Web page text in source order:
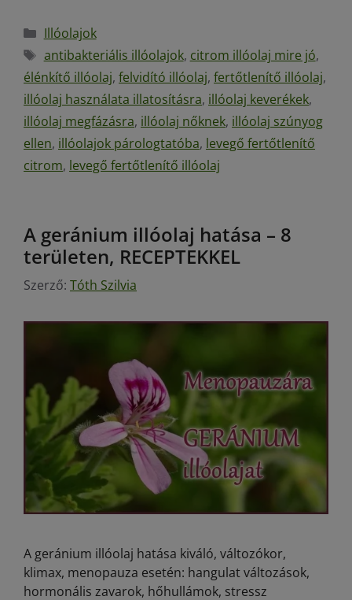
Illóolajok
antibakteriális illóolajok, citrom illóolaj mire jó,
élénkítő illóolaj, felvidító illóolaj, fertőtlenítő illóolaj,
illóolaj használata illatosításra, illóolaj keverékek,
illóolaj megfázásra, illóolaj nőknek, illóolaj szúnyog
ellen, illóolajok párologtatóba, levegő fertőtlenítő
citrom, levegő fertőtlenítő illóolaj
A geránium illóolaj hatása – 8
területen, RECEPTEKKEL
Szerző: Tóth Szilvia
A geránium illóolaj hatása kiváló, változókor,
klimax, menopauza esetén: hangulat változások,
hormonális zavarok, hőhullámok, stressz